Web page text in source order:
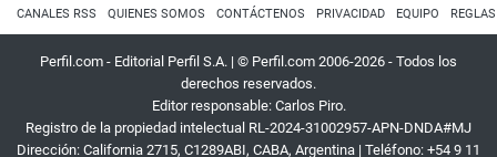
CANALES RSS QUIENES SOMOS CONTÁCTENOS PRIVACIDAD EQUIPO
Perfil.com - Editorial Perfil S.A. | © Perfil.com 2006-2026 - Todos los
derechos reservados.
Editor responsable: Carlos Piro.
Registro de la propiedad intelectual RL-2024-31002957-APN-DNDA#MJ
Dirección: California 2715, C1289ABI, CABA, Argentina | Teléfono: +54 9 11